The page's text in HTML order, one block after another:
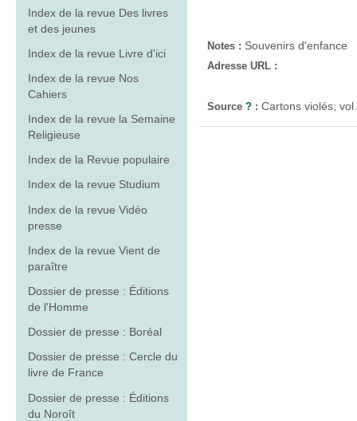
Index de la revue Des livres
et des jeunes
Index de la revue Livre d'ici
Index de la revue Nos
Cahiers
Index de la revue la Semaine
Religieuse
Index de la Revue populaire
Index de la revue Studium
Index de la revue Vidéo
presse
Index de la revue Vient de
paraître
Dossier de presse : Éditions
de l'Homme
Dossier de presse : Boréal
Dossier de presse : Cercle du
livre de France
Dossier de presse : Éditions
du Noroît
Notes : Souvenirs d'enfance
Adresse URL :
Source ? : Cartons violés;